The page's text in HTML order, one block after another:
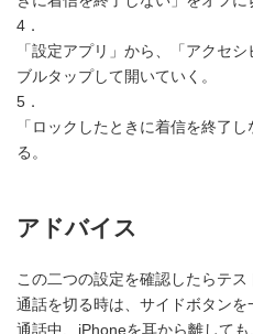
4．
「設定アプリ」から、「アクセ
ブルタップして開いていく。
5．
「ロックしたときに着信を終了
る。
アドバイス
この二つの設定を確認したらテス
通話を切る時は、サイドボタンを
通話中、iPhoneを耳から離して